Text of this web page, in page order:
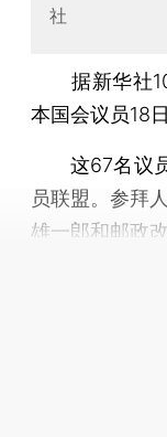
社
据新华社10
本国会议员18
这67名议员
员联盟。参拜
雄一郎和邮政